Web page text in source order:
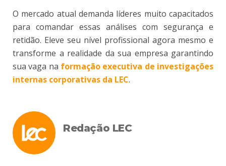
O mercado atual demanda líderes muito capacitados
para comandar essas análises com segurança e
retidão. Eleve seu nível profissional agora mesmo e
transforme a realidade da sua empresa garantindo
sua vaga na formação executiva de investigações
internas corporativas da LEC.
Redação LEC